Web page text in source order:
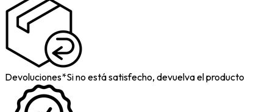
Devoluciones*Si no está satisfecho, devuelva el producto